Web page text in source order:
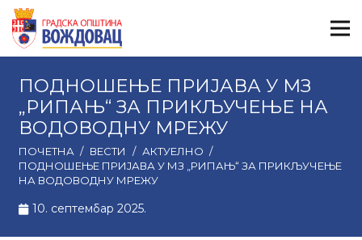
ПОДНОШЕЊЕ ПРИЈАВА У МЗ
„РИПАЊ“ ЗА ПРИКЉУЧЕЊЕ НА
ВОДОВОДНУ МРЕЖУ
ПОЧЕТНА / ВЕСТИ / АКТУЕЛНО /
ПОДНОШЕЊЕ ПРИЈАВА У МЗ „РИПАЊ“ ЗА ПРИКЉУЧЕЊЕ
НА ВОДОВОДНУ МРЕЖУ
10. септембар 2025.